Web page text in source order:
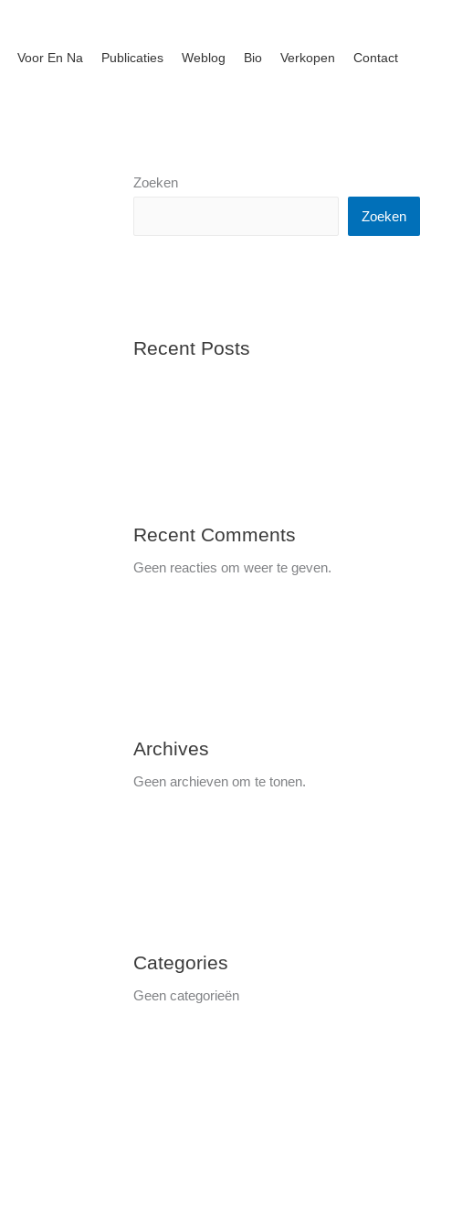
Voor En Na Publicaties Weblog Bio Verkopen Contact
Zoeken
Zoeken
Recent Posts
Recent Comments
Geen reacties om weer te geven.
Archives
Geen archieven om te tonen.
Categories
Geen categorieën